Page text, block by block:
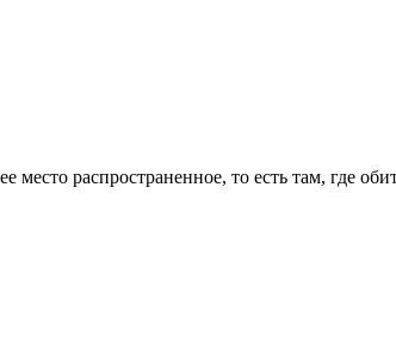
распространенное, то есть там, где